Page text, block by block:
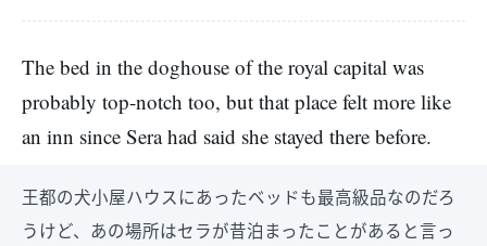
The bed in the doghouse of the royal capital was
probably top-notch too, but that place felt more like
an inn since Sera had said she stayed there before.
王都の犬小屋ハウスにあったベッドも最高級品なのだろ
うけど、あの場所はセラが昔泊まったことがあると言っ